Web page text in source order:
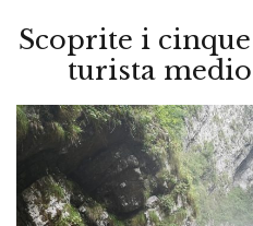
Scoprite i
turista